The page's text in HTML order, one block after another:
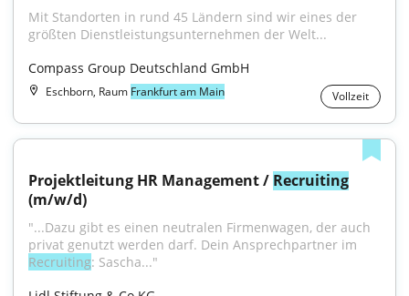
Mit Standorten in rund 45 Ländern sind wir eines der
größten Dienstleistungsunternehmen der Welt...
Compass Group Deutschland GmbH
Eschborn, Raum Frankfurt am Main Vollzeit
Projektleitung HR Management / Recruiting
(m/w/d)
"...Dazu gibt es einen neutralen Firmenwagen, der auch
Recruiting: Sascha..."